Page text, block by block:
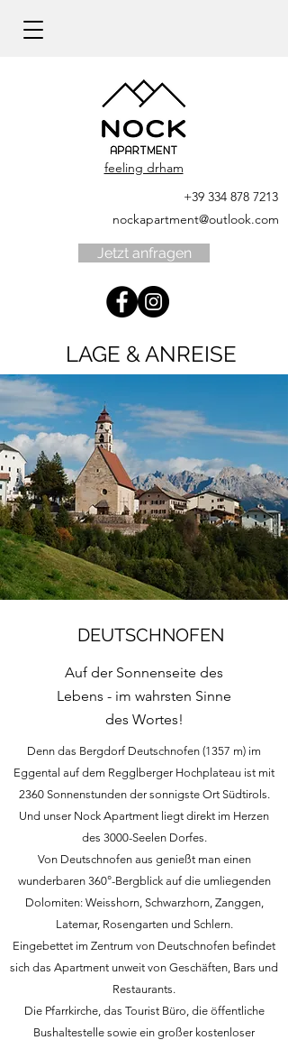
feeling drham
+39 334 878 7213
nockapartment@outlook.com
Jetzt anfragen
LAGE & ANREISE
DEUTSCHNOFEN
Auf der Sonnenseite des
Lebens - im wahrsten Sinne
des Wortes!
Denn das Bergdorf Deutschnofen (1357 m) im
Eggental auf dem Regglberger Hochplateau ist mit
2360 Sonnenstunden der sonnigste Ort Südtirols.
Und unser Nock Apartment liegt direkt im Herzen
des 3000-Seelen Dorfes.
Von Deutschnofen aus genießt man einen
wunderbaren 360°-Bergblick auf die umliegenden
Dolomiten: Weisshorn, Schwarzhorn, Zanggen,
Latemar, Rosengarten und Schlern.
Eingebettet im Zentrum von Deutschnofen befindet
sich das Apartment unweit von Geschäften, Bars und
Restaurants.
Die Pfarrkirche, das Tourist Büro, die öffentliche
Bushaltestelle sowie ein großer kostenloser